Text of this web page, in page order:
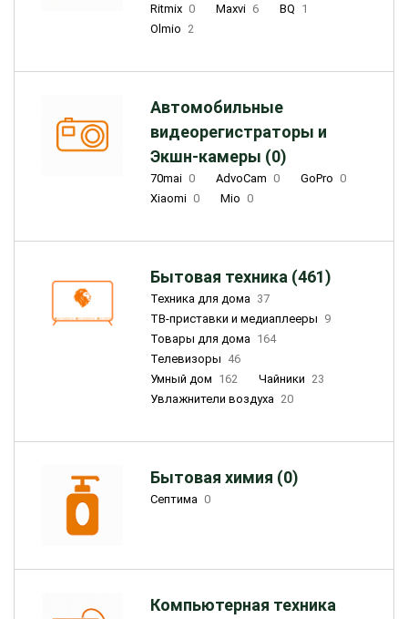
Ritmix 0 Maxvi 6 BQ 1
Olmio 2
Автомобильные
видеорегистраторы и
Экшн-камеры (0)
70mai 0 AdvoCam 0 GoPro 0
Xiaomi 0 Mio 0
Бытовая техника (461)
Техника для дома 37
ТВ-приставки и медиаплееры 9
Товары для дома 164
Телевизоры 46
Умный дом 162 Чайники 23
Увлажнители воздуха 20
Бытовая химия (0)
Септима 0
Компьютерная техника